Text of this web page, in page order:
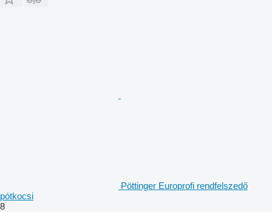
Pöttinger Europrofi rendfelszedő
pótkocsi
8